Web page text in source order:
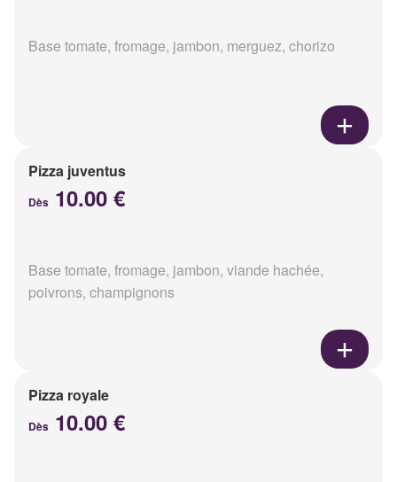
Base tomate, fromage, jambon, merguez, chorizo
Pizza juventus
Dès 10.00 €
Base tomate, fromage, jambon, viande hachée,
poivrons, champignons
Pizza royale
Dès 10.00 €